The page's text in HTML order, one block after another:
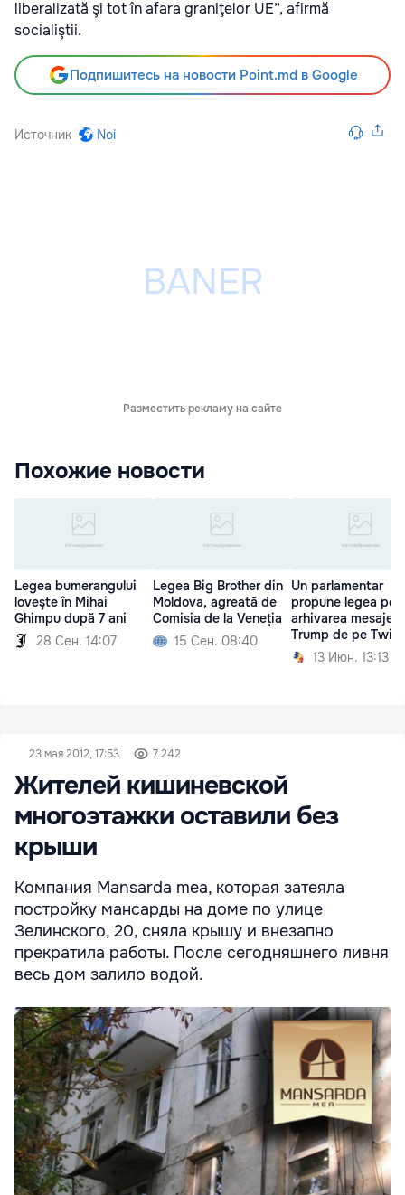
liberalizată şi tot în afara graniţelor UE”, afirmă
socialiştii.
Подпишитесь на новости Point.md в Google
Источник Noi
Разместить рекламу на сайте
Похожие новости
Legea bumerangului
loveşte în Mihai
Ghimpu după 7 ani
28 Сен. 14:07
Legea Big Brother din
Moldova, agreată de
Comisia de la Veneția
15 Сен. 08:40
Un parlamentar
propune legea
arhivarea
Trump de pe
13 Июн. 13:13
23 мая 2012, 17:53 7 242
Жителей кишиневской
многоэтажки оставили без
крыши
Компания Mansarda mea, которая затеяла
постройку мансарды на доме по улице
Зелинского, 20, сняла крышу и внезапно
прекратила работы. После сегодняшнего ливня
весь дом залило водой.